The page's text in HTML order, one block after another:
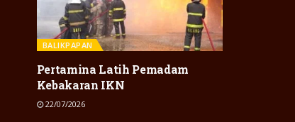
BALIKPAPAN
Pertamina Latih Pemadam
Kebakaran IKN
22/07/2026